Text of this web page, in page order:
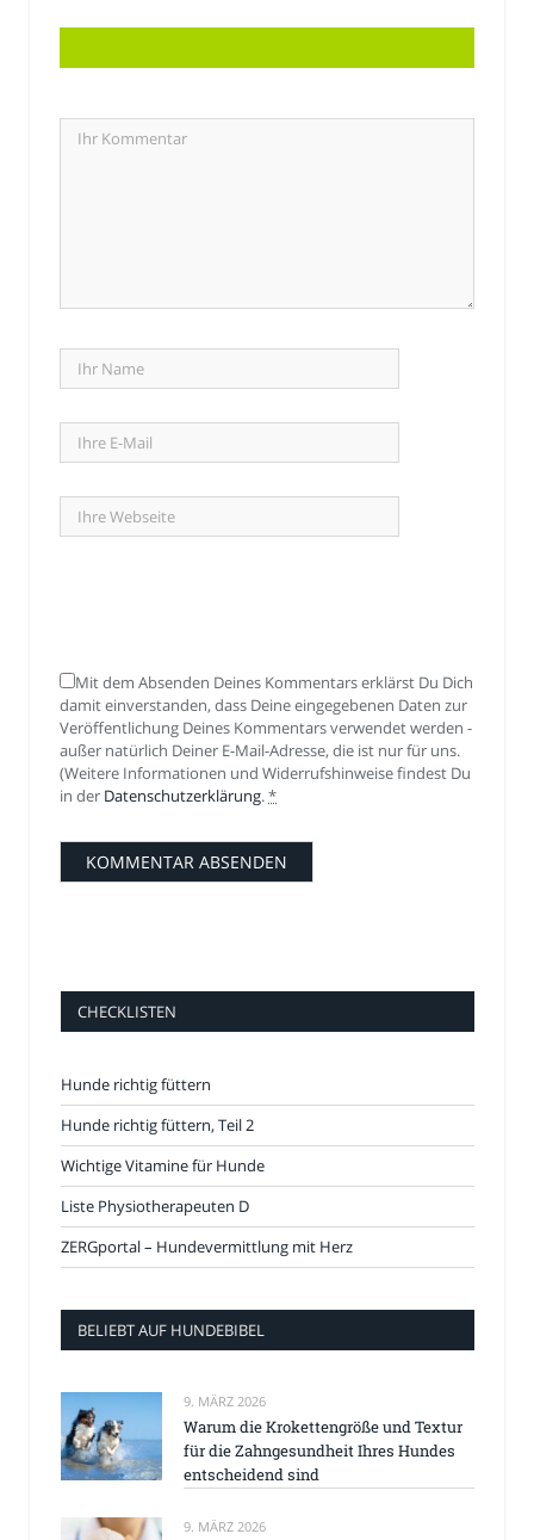
Mit dem Absenden Deines Kommentars erklärst Du Dich
damit einverstanden, dass Deine eingegebenen Daten zur
Veröffentlichung Deines Kommentars verwendet werden -
außer natürlich Deiner E-Mail-Adresse, die ist nur für uns.
(Weitere Informationen und Widerrufshinweise findest Du
in der Datenschutzerklärung.*
CHECKLISTEN
Hunde richtig füttern
Hunde richtig füttern, Teil 2
Wichtige Vitamine für Hunde
Liste Physiotherapeuten D
ZERGportal – Hundevermittlung mit Herz
BELIEBT AUF HUNDEBIBEL
9. MÄRZ 2026
Warum die Krokettengröße und Textur
für die Zahngesundheit Ihres Hundes
entscheidend sind
9. MÄRZ 2026